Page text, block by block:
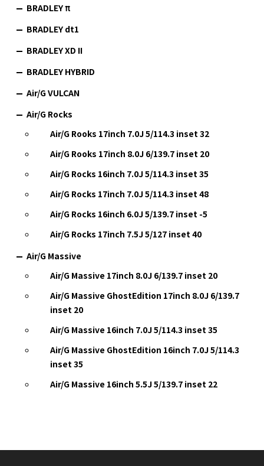
BRADLEY π
BRADLEY dt1
BRADLEY XD II
BRADLEY HYBRID
Air/G VULCAN
Air/G Rocks
Air/G Rooks 17inch 7.0J 5/114.3 inset 32
Air/G Rooks 17inch 8.0J 6/139.7 inset 20
Air/G Rocks 16inch 7.0J 5/114.3 inset 35
Air/G Rocks 17inch 7.0J 5/114.3 inset 48
Air/G Rocks 16inch 6.0J 5/139.7 inset -5
Air/G Rocks 17inch 7.5J 5/127 inset 40
Air/G Massive
Air/G Massive 17inch 8.0J 6/139.7 inset 20
Air/G Massive GhostEdition 17inch 8.0J 6/139.7
inset 20
Air/G Massive 16inch 7.0J 5/114.3 inset 35
Air/G Massive GhostEdition 16inch 7.0J 5/114.3
inset 35
Air/G Massive 16inch 5.5J 5/139.7 inset 22